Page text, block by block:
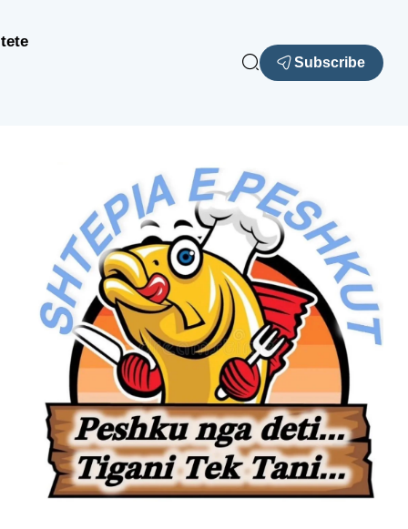
Subscribe